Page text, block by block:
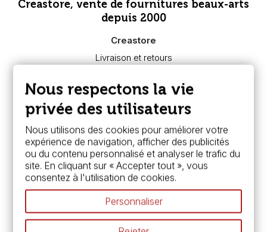
Creastore, vente de fournitures beaux-arts
depuis 2000
Creastore
Livraison et retours
Paiement sécurisé
FAQ
Boutique à Angers
Services
Carte fidélité & avantages
Chèque cadeau, bon cadeaux
Devis & bon de commande
Pass culture - mode d'emploi
Nos promotions en cours
Espace conseils
Nous respectons la vie
privée des utilisateurs
Nous utilisons des cookies pour améliorer votre
expérience de navigation, afficher des publicités
ou du contenu personnalisé et analyser le trafic du
site. En cliquant sur « Accepter tout », vous
consentez à l'utilisation de cookies.
Personnaliser